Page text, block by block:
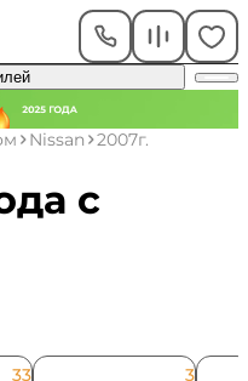
Nissan 2007г.
с
33Navara (Frontier) 3Note